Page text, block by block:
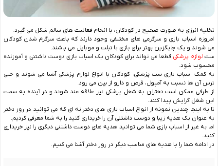
تخلیه انرژی به صورت صحیح در کودکان، با انجام فعالیت‌ های سالم شکل می‌ گیرد.
امروزه اسباب بازی و سرگرمی‌ های مختلفی وجود دارند که باعث سرگرم شدن کودکان
می‌ شوند و یک جایگزین بهتر برای بازی با تبلت و موبایل می باشند.
ست لوازم پزشکی قطعا می تواند برای کودکان یک اسباب بازی دوست داشتنی و آموزنده
محسوب شود.
به کمک اسباب بازی ست پزشکی، کودکان با انواع لوازم پزشکی آشنا می شوند و حتی
ترس آن ها نسبت به آمپول، قرص و دارو از بین می رود.
از طرفی ممکن است دختران به شغل پزشکی نیز علاقه مند شوند و در آینده به سمت
این شغل گرایش پیدا کنند.
تا به اینجا چندین نمونه از انواع اسباب بازی های دخترانه ای که می توانید در روز دختر
به عنوان یک هدیه زیبا و دوست داشتنی آن را خریداری کنید را به شما معرفی کردیم.
اما به غیر از اسباب بازی شما می توانید هدیه های دوست داشتنی دیگری را نیز خریداری
کنید.
در ادامه شما را با هدیه های مناسب دیگر در روز دختر آشنا می کنیم.